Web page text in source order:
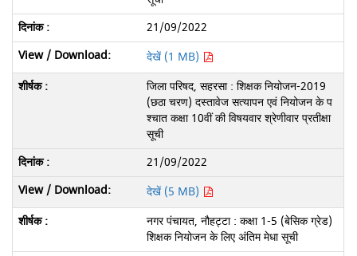
21/09/2022
देखें (1 MB)
जिला परिषद, सहरसा : शिक्षक नियोजन-2019
(छठा चरण) दस्तावेज सत्यापन एवं नियोजन के प
श्चात कक्षा 10वीं की विषयवार श्रेणीवार प्रतीक्षा
सूची
21/09/2022
देखें (5 MB)
नगर पंचायत, नौहट्टा : कक्षा 1-5 (बेसिक ग्रेड)
शिक्षक नियोजन के लिए अंतिम मेधा सूची